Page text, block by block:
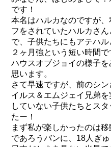
です！
本名はハルカなのですが
フをされていたハルカさ
で、子供たちにもアテハル
２ヶ月強という短い時間
ハウスオブジョイの様子
思います。
さて早速ですが、前のシ
イルス＆エムジェイ兄弟
していない子供たちとス
たー！
まず私が楽しかったのは
であろうバンに、18人ぎ